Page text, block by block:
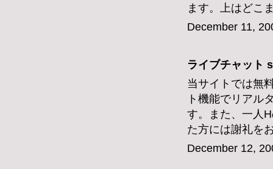
ます。上はどこ
December 11,
ライブチャット
当サイトでは無
ト機能でリアル
す。また、一人
た方には謝礼を
December 12,